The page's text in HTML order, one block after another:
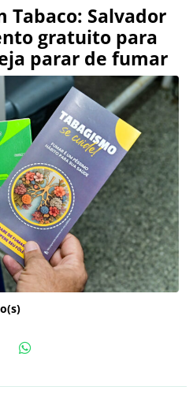
Tabaco: Salvador
gratuito para
parar de fumar